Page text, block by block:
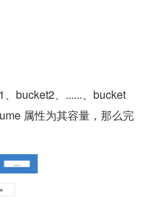
bucket2、......、bucket
属性为其容量，那么完